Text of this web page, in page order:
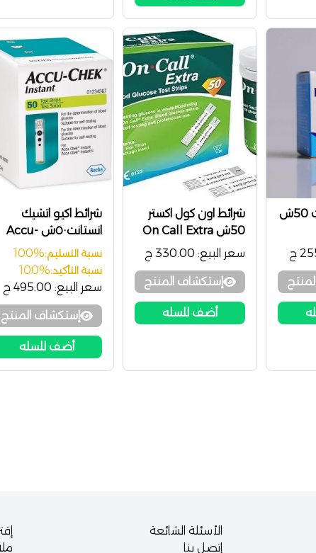
شرائط بايو تيست 50ش
ج
شرائط اون كول اكستر
50ش On Call Extra
سعر البيع: 330.00 ج
إستكشاف المنتج
أضف للسله
شرائط اكيو اتشيك
انستانت٥٠ش Accu-
Chek Instant
نسبة التسليم:100%
نسبة التأكيد:100%
سعر البيع: 495.00 ج
إستكشاف المنتج
أضف للسله
الأسئلة الشائعة
إتصل بنا